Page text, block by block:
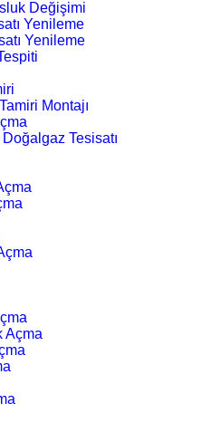
Değişimi
Yenileme
Yenileme
Montajı
Tesisatı
Açma